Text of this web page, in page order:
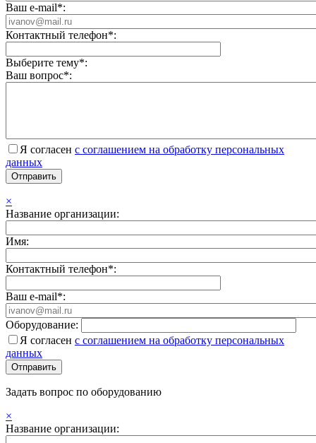
Ваш e-mail*:
Контактный телефон*:
Выберите тему*:
Ваш вопрос*:
Я согласен с соглашением на обработку персональных
данных
×
Название организации:
Имя:
Контактный телефон*:
Ваш e-mail*:
Оборудование:
Я согласен с соглашением на обработку персональных
данных
Задать вопрос по оборудованию
×
Название организации: